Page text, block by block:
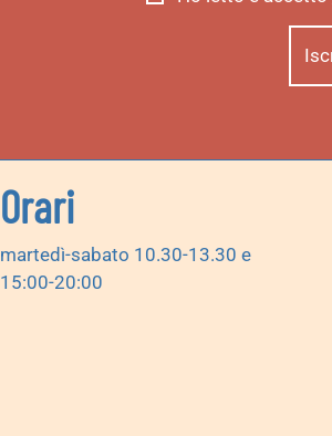
Orari
martedì-sabato 10.30-13.30 e
15:00-20:00